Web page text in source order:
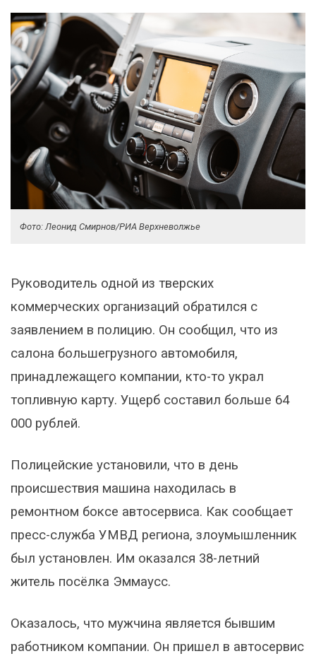
Фото: Леонид Смирнов/РИА Верхневолжье
Руководитель одной из тверских
коммерческих организаций обратился с
заявлением в полицию. Он сообщил, что из
салона большегрузного автомобиля,
принадлежащего компании, кто-то украл
топливную карту. Ущерб составил больше 64
000 рублей.
Полицейские установили, что в день
происшествия машина находилась в
ремонтном боксе автосервиса. Как сообщает
пресс-служба УМВД региона, злоумышленник
был установлен. Им оказался 38-летний
житель посёлка Эммаусс.
Оказалось, что мужчина является бывшим
работником компании. Он пришел в автосервис